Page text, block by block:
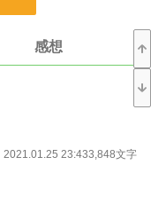
感想
2021.01.25 23:433,848文字